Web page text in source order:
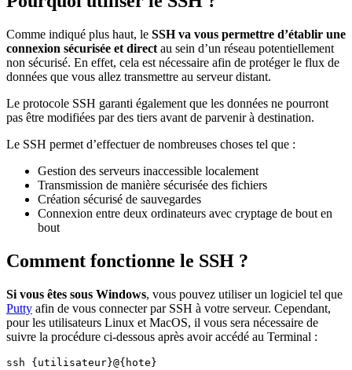
Comme indiqué plus haut, le SSH va vous permettre d’établir une
connexion sécurisée et direct au sein d’un réseau potentiellement
non sécurisé. En effet, cela est nécessaire afin de protéger le flux de
données que vous allez transmettre au serveur distant.
Le protocole SSH garanti également que les données ne pourront
pas être modifiées par des tiers avant de parvenir à destination.
Le SSH permet d’effectuer de nombreuses choses tel que :
Gestion des serveurs inaccessible localement
Transmission de manière sécurisée des fichiers
Création sécurisé de sauvegardes
Connexion entre deux ordinateurs avec cryptage de bout en
bout
Comment fonctionne le SSH ?
Si vous êtes sous Windows, vous pouvez utiliser un logiciel tel que
Putty afin de vous connecter par SSH à votre serveur. Cependant,
pour les utilisateurs Linux et MacOS, il vous sera nécessaire de
suivre la procédure ci-dessous après avoir accédé au Terminal :
ssh {utilisateur}@{hote}